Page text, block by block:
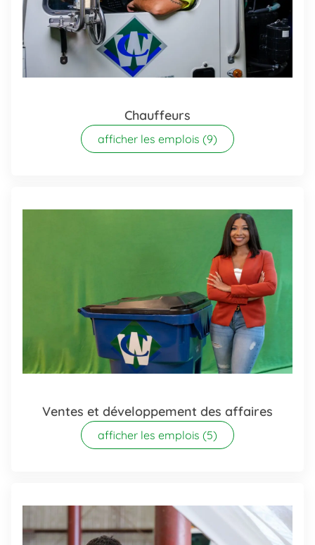
Chauffeurs
afficher les emplois (9)
Ventes et développement des affaires
afficher les emplois (5)